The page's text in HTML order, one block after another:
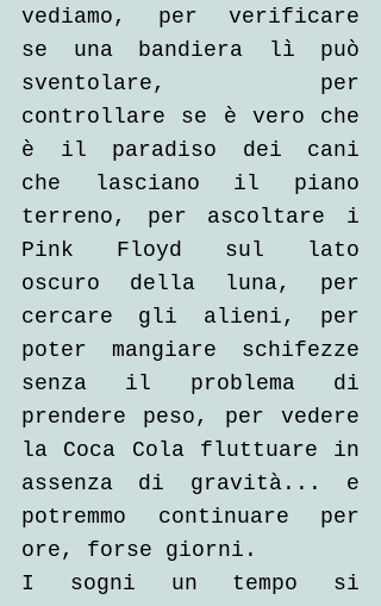
vediamo, per verificare
se una bandiera lì può
sventolare, per
controllare se è vero che
è il paradiso dei cani
che lasciano il piano
terreno, per ascoltare i
Pink Floyd sul lato
oscuro della luna, per
cercare gli alieni, per
poter mangiare schifezze
senza il problema di
prendere peso, per vedere
la Coca Cola fluttuare in
assenza di gravità... e
potremmo continuare per
ore, forse giorni.
I sogni un tempo si